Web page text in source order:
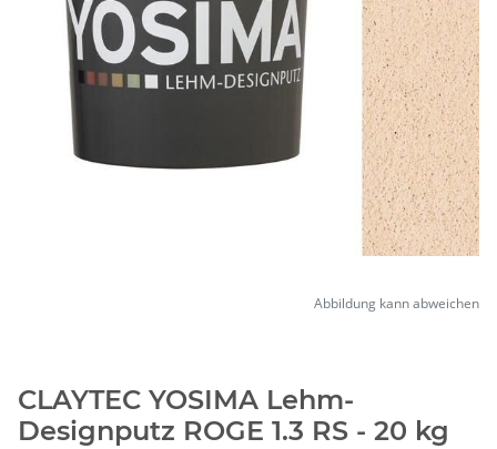
Abbildung kann abweichen
CLAYTEC YOSIMA Lehm-
Designputz ROGE 1.3 RS - 20 kg